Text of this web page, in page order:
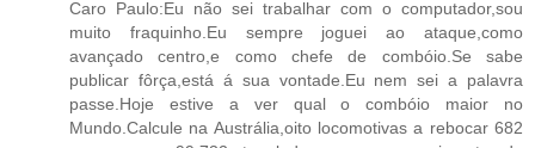
Caro Paulo:Eu não sei trabalhar com o computador,sou
muito fraquinho.Eu sempre joguei ao ataque,como
avançado centro,e como chefe de combóio.Se sabe
publicar fôrça,está á sua vontade.Eu nem sei a palavra
passe.Hoje estive a ver qual o combóio maior no
Mundo.Calcule na Austrália,oito locomotivas a rebocar 682